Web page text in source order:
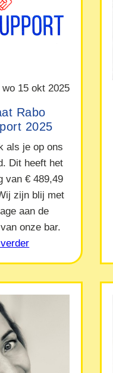
wo 15 okt 2025
Rabo
2025
als je op ons
Dit heeft het
van € 489,49
zijn blij met
aan de
onze bar.